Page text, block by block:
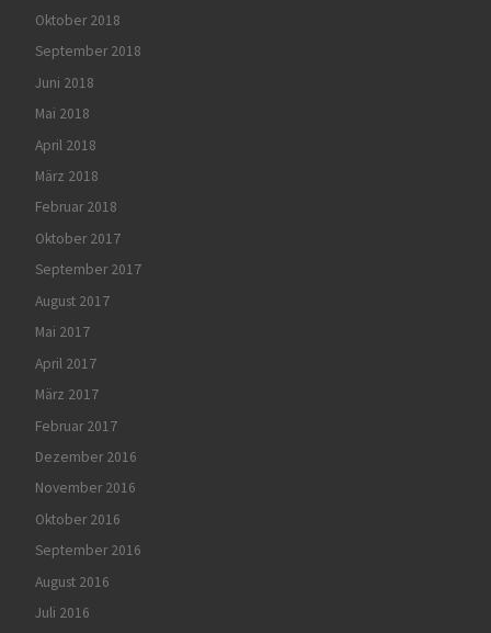
Oktober 2018
September 2018
Juni 2018
Mai 2018
April 2018
März 2018
Februar 2018
Oktober 2017
September 2017
August 2017
Mai 2017
April 2017
März 2017
Februar 2017
Dezember 2016
November 2016
Oktober 2016
September 2016
August 2016
Juli 2016